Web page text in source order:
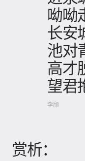
呦呦
长安
池对
高才
望君
李颀
赏析：